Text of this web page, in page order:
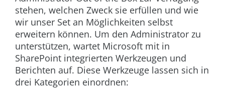
stehen, welchen Zweck sie erfüllen und wie
wir unser Set an Möglichkeiten selbst
erweitern können. Um den Administrator zu
unterstützen, wartet Microsoft mit in
SharePoint integrierten Werkzeugen und
Berichten auf. Diese Werkzeuge lassen sich in
drei Kategorien einordnen: